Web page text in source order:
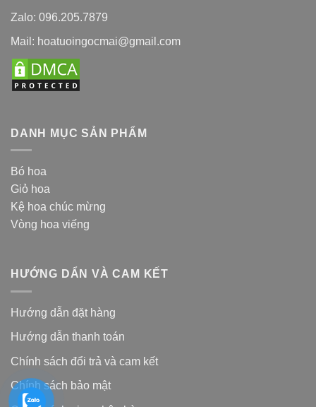
Zalo: 096.205.7879
Mail: hoatuoingocmai@gmail.com
DANH MỤC SẢN PHẨM
Bó hoa
Giỏ hoa
Kệ hoa chúc mừng
Vòng hoa viếng
HƯỚNG DẨN VÀ CAM KẾT
Hướng dẫn đặt hàng
Hướng dẫn thanh toán
Chính sách đổi trả và cam kết
Chính sách bảo mật